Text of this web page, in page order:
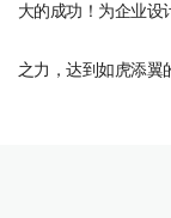
大的成功！为企业设
之力，达到如虎添翼